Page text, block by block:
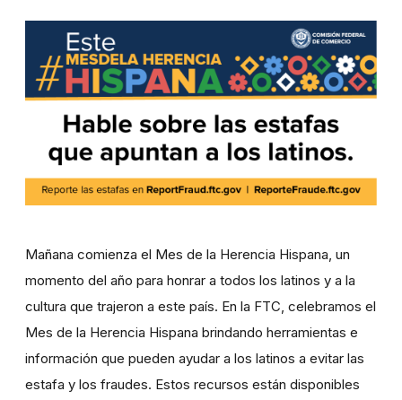
Mañana comienza el Mes de la Herencia Hispana, un
momento del año para honrar a todos los latinos y a la
cultura que trajeron a este país. En la FTC, celebramos el
Mes de la Herencia Hispana brindando herramientas e
información que pueden ayudar a los latinos a evitar las
estafa y los fraudes. Estos recursos están disponibles